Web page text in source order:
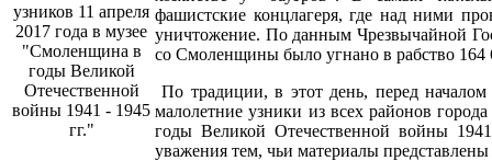
узников 11 апреля
2017 года в музее
"Смоленщина в
годы Великой
Отечественной
войны 1941 - 1945
гг."
фашистские концлагеря, где над ними
уничтожение. По данным Чрезвычайной
со Смоленщины было угнано в рабство 164
По традиции, в этот день, перед
малолетние узники из всех районов
годы Великой Отечественной войны
уважения тем, чьи материалы